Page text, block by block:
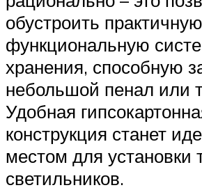
обустроить
функциональную
хранения, способную
небольшой пенал или
Удобная
конструкция станет
местом для установки
светильников.